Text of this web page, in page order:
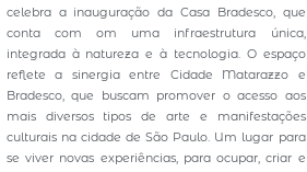
celebra a inauguração da Casa Bradesco, que
conta com om uma infraestrutura única,
integrada à natureza e à tecnologia. O espaço
reflete a sinergia entre Cidade Matarazzo e
Bradesco, que buscam promover o acesso aos
mais diversos tipos de arte e manifestações
culturais na cidade de São Paulo. Um lugar para
se viver novas experiências, para ocupar, criar e